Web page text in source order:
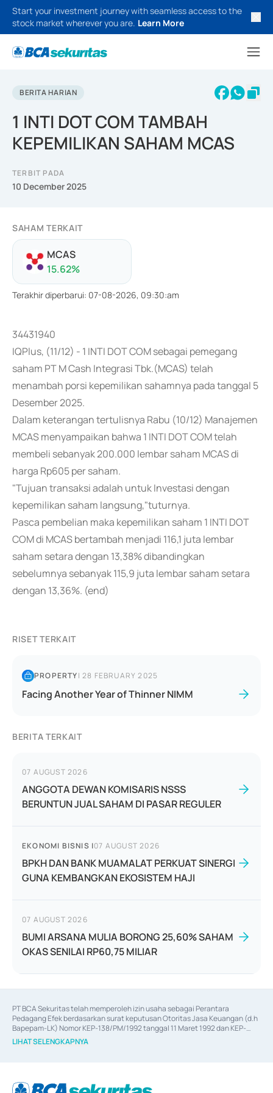
Start your investment journey with seamless access to the
stock market wherever you are. Learn More
BERITA HARIAN
1 INTI DOT COM TAMBAH
KEPEMILIKAN SAHAM MCAS
TERBIT PADA
10 December 2025
SAHAM TERKAIT
MCAS
15.62%
Terakhir diperbarui: 07-08-2026, 09:30:am
34431940
IQPlus, (11/12) - 1 INTI DOT COM sebagai pemegang
saham PT M Cash Integrasi Tbk.(MCAS) telah
menambah porsi kepemilikan sahamnya pada tanggal 5
Desember 2025.
Dalam keterangan tertulisnya Rabu (10/12) Manajemen
MCAS menyampaikan bahwa 1 INTI DOT COM telah
membeli sebanyak 200.000 lembar saham MCAS di
harga Rp605 per saham.
"Tujuan transaksi adalah untuk Investasi dengan
kepemilikan saham langsung,"tuturnya.
Pasca pembelian maka kepemilikan saham 1 INTI DOT
COM di MCAS bertambah menjadi 116,1 juta lembar
saham setara dengan 13,38% dibandingkan
sebelumnya sebanyak 115,9 juta lembar saham setara
dengan 13,36%. (end)
RISET TERKAIT
PROPERTY|28 FEBRUARY 2025
Facing Another Year of Thinner NIMM
BERITA TERKAIT
07 AUGUST 2026
ANGGOTA DEWAN KOMISARIS NSSS
BERUNTUN JUAL SAHAM DI PASAR REGULER
EKONOMI BISNIS |07 AUGUST 2026
BPKH DAN BANK MUAMALAT PERKUAT SINERGI
GUNA KEMBANGKAN EKOSISTEM HAJI
07 AUGUST 2026
BUMI ARSANA MULIA BORONG 25,60% SAHAM
OKAS SENILAI RP60,75 MILIAR
PT BCA Sekuritas telah memperoleh izin usaha sebagai Perantara
Pedagang Efek berdasarkan surat keputusan Otoritas Jasa Keuangan (d.h
Bapepam-LK) Nomor KEP-138/PM/1992 tanggal 11 Maret 1992 dan KEP-
06/D.04/2014 tanggal 28 Februari 2014, izin usaha sebagai Penjamin Emisi
Efek berdasarkan surat keputusan Otoritas Jasa Keuangan Nomor KEP-
berdasarkan surat keputusan Otoritas Jasa Keuangan Nomor S-
LIHAT SELENGKAPNYA